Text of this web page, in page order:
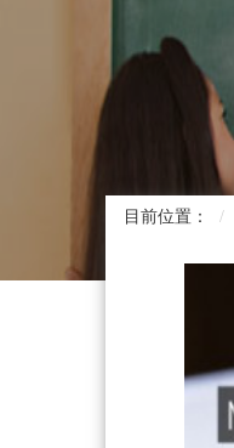
目前位置：